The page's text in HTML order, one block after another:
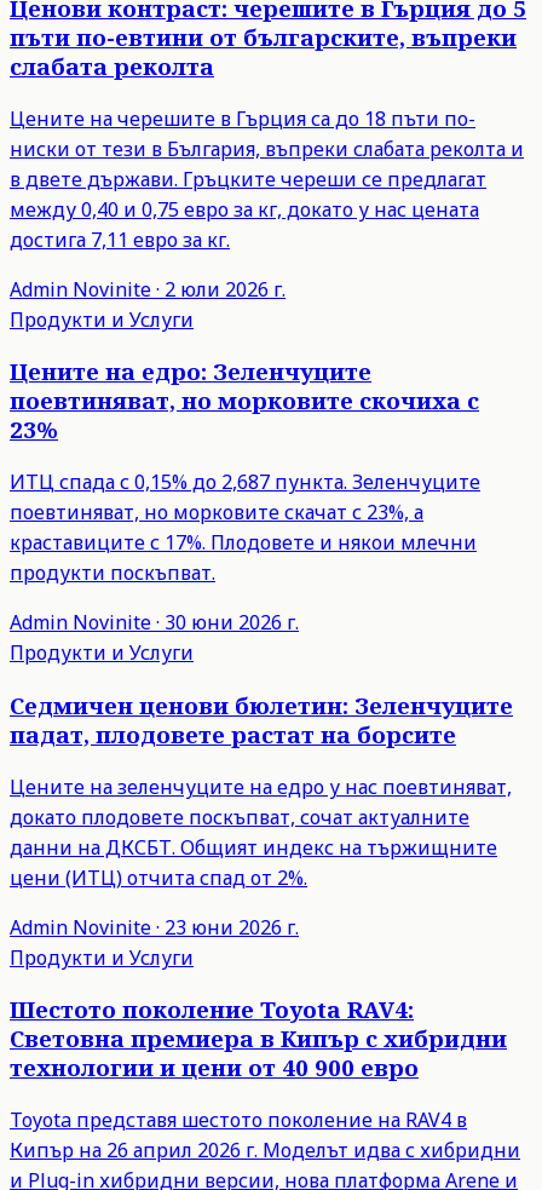
Ценови контраст: черешите в Гърция до 5
пъти по-евтини от българските, въпреки
слабата реколта
Цените на черешите в Гърция са до 18 пъти по-
ниски от тези в България, въпреки слабата реколта и
в двете държави. Гръцките череши се предлагат
между 0,40 и 0,75 евро за кг, докато у нас цената
достига 7,11 евро за кг.
Admin Novinite· 2 юли 2026 г.
Продукти и Услуги
Цените на едро: Зеленчуците
поевтиняват, но морковите скочиха с
23%
ИТЦ спада с 0,15% до 2,687 пункта. Зеленчуците
поевтиняват, но морковите скачат с 23%, а
краставиците с 17%. Плодовете и някои млечни
продукти поскъпват.
Admin Novinite· 30 юни 2026 г.
Продукти и Услуги
Седмичен ценови бюлетин: Зеленчуците
падат, плодовете растат на борсите
Цените на зеленчуците на едро у нас поевтиняват,
докато плодовете поскъпват, сочат актуалните
данни на ДКСБТ. Общият индекс на тържищните
цени (ИТЦ) отчита спад от 2%.
Admin Novinite· 23 юни 2026 г.
Продукти и Услуги
Шестото поколение Toyota RAV4:
Световна премиера в Кипър с хибридни
технологии и цени от 40 900 евро
Toyota представя шестото поколение на RAV4 в
Кипър на 26 април 2026 г. Моделът идва с хибридни
и Plug-in хибридни версии, нова платформа Arene и